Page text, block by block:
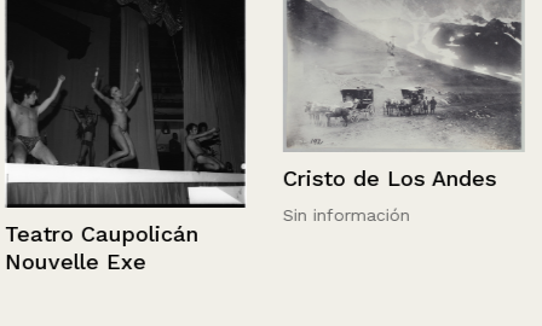
Teatro Caupolicán
Nouvelle Exe
Cristo de Los Andes
Sin información